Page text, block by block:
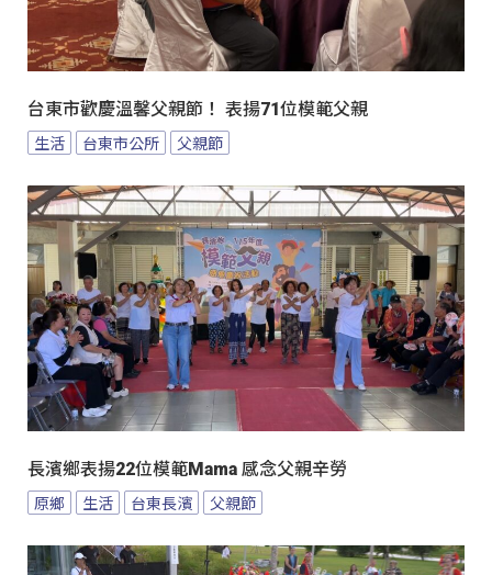
台東市歡慶溫馨父親節！ 表揚71位模範父親
生活 台東市公所 父親節
長濱鄉表揚22位模範Mama 感念父親辛勞
原鄉 生活 台東長濱 父親節